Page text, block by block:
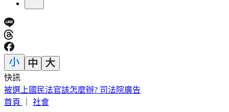
快訊
5年前爆校園霸凌！韓男星現身菲律賓近況曝
首頁
社會